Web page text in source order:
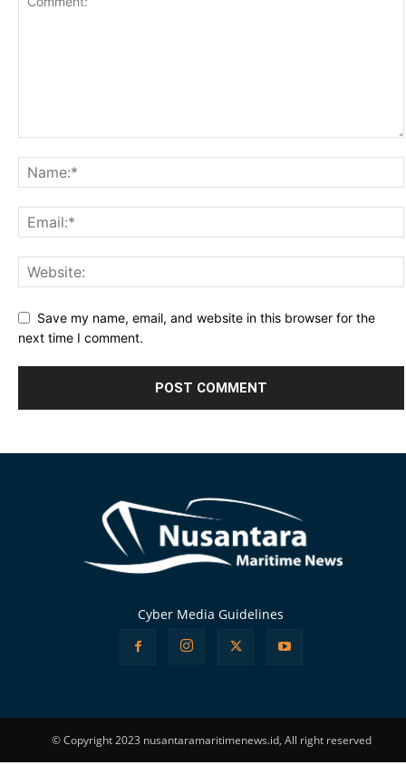
Save my name, email, and website in this browser for the
next time I comment.
Cyber Media Guidelines
© Copyright 2023 nusantaramaritimenews.id, All right reserved